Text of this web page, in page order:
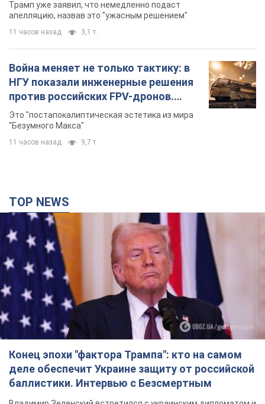
TOP NEWS
деле обеспечит Украине защиту от российской
баллистики. Интервью с Безсмертным
Владимир Зеленский встретился с украинским дипломатом и
изложил новое видение войны и роли международных
партнеров в борьбе с Россией
4 часа назад
В Киеве в результате российской атаки погиб
человек, пострадали четверо. Фото
час назад 25,8 т.
В Сызрани атакован НПЗ, вспыхнул пожар: